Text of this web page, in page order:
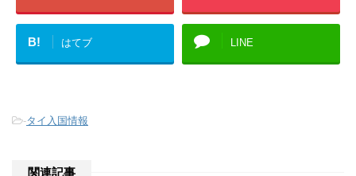
B! はてブ LINE
-タイ入国情報
関連記事